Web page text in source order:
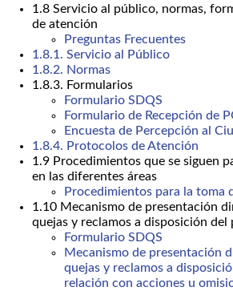
1.8 Servicio al público, normas,
de atención
Preguntas Frecuentes
1.8.1. Servicio al Público
1.8.2. Normas
1.8.3. Formularios
Formulario SDQS
Formulario de Recepción de
Encuesta de Percepción al
1.8.4. Protocolos de Atención
1.9 Procedimientos que se siguen
en las diferentes áreas
Procedimientos para la toma
1.10 Mecanismo de presentación
quejas y reclamos a disposición del
Formulario SDQS
Mecanismo de presentación
quejas y reclamos a
relación con acciones u